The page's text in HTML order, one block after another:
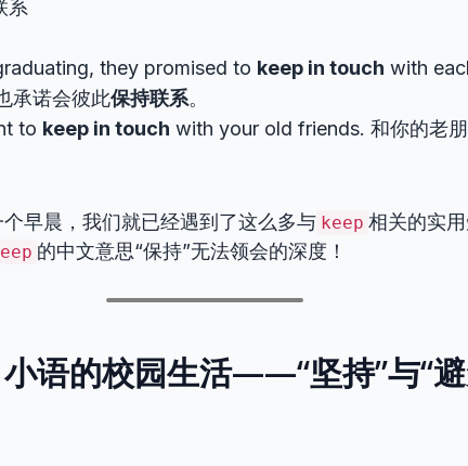
系
they promised to keep in touch with
承诺会彼此保持联系。
to keep in touch with your old friends. 和你的老
早晨，我们就已经遇到了这么多与 keep 相关的实
的中文意思“保持”无法领会的深度！
语的校园生活——“坚持”与“